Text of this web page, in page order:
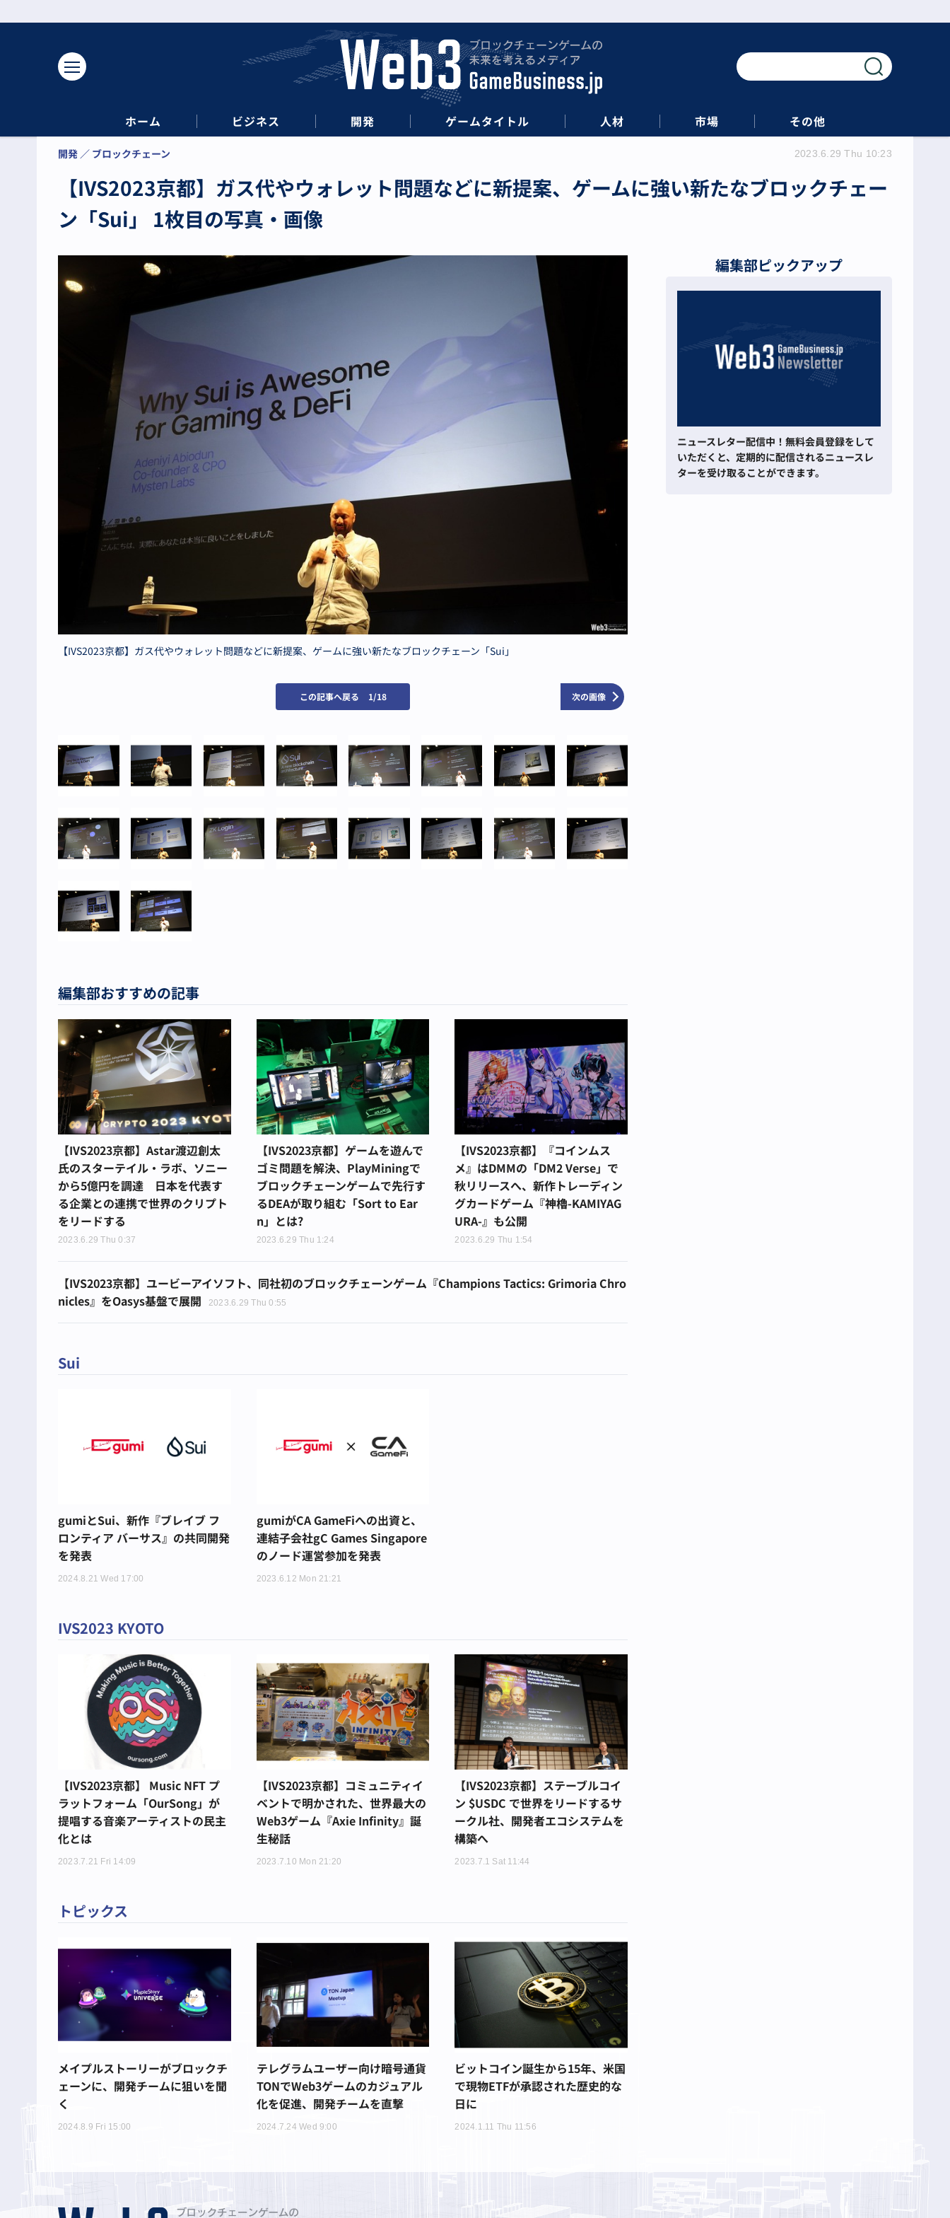
ホーム ビジネス 開発 ゲームタイトル 人材 市場 その他
【IVS2023京都】ガス代やウォレット問題などに新提案、ゲームに強い新たなブロックチェー
ン「Sui」 1枚目の写真・画像
開発 ブロックチェーン 2023.6.29 Thu 10:23
【IVS2023京都】ガス代やウォレット問題などに新提案、ゲームに強い新たなブロックチェーン「Sui」
次の画像
この記事へ戻る 1/18
編集部おすすめの記事
【IVS2023京都】Astar渡辺創太
氏のスターテイル・ラボ、ソニー
から5億円を調達 日本を代表す
る企業との連携で世界のクリプト
をリードする
2023.6.29 Thu 0:37
【IVS2023京都】ゲームを遊んで
ゴミ問題を解決、PlayMiningで
ブロックチェーンゲームで先行す
るDEAが取り組む「Sort to Ear
n」とは?
2023.6.29 Thu 1:24
【IVS2023京都】『コインムス
メ』はDMMの「DM2 Verse」で
秋リリースへ、新作トレーディン
グカードゲーム『神櫓-KAMIYAG
URA-』も公開
2023.6.29 Thu 1:54
【IVS2023京都】ユービーアイソフト、同社初のブロックチェーンゲーム『Champions Tactics: Grimoria Chro
nicles』をOasys基盤で展開
2023.6.29 Thu 0:55
Sui
gumiとSui、新作『ブレイブ フ
ロンティア バーサス』の共同開発
を発表
2024.8.21 Wed 17:00
gumiがCA GameFiへの出資と、
連結子会社gC Games Singapore
のノード運営参加を発表
2023.6.12 Mon 21:21
IVS2023 KYOTO
【IVS2023京都】 Music NFT プ
ラットフォーム「OurSong」が
提唱する音楽アーティストの民主
化とは
2023.7.21 Fri 14:09
【IVS2023京都】コミュニティイ
ベントで明かされた、世界最大の
Web3ゲーム『Axie Infinity』誕
生秘話
2023.7.10 Mon 21:20
【IVS2023京都】ステーブルコイ
ン $USDC で世界をリードするサ
ークル社、開発者エコシステムを
構築へ
2023.7.1 Sat 11:44
トピックス
メイプルストーリーがブロックチ
ェーンに、開発チームに狙いを聞
く
2024.8.9 Fri 15:00
テレグラムユーザー向け暗号通貨
TONでWeb3ゲームのカジュアル
化を促進、開発チームを直撃
2024.7.24 Wed 9:00
ビットコイン誕生から15年、米国
で現物ETFが承認された歴史的な
日に
2024.1.11 Thu 11:56
編集部ピックアップ
ニュースレター配信中！無料会員登録をして
いただくと、定期的に配信されるニュースレ
ターを受け取ることができます。